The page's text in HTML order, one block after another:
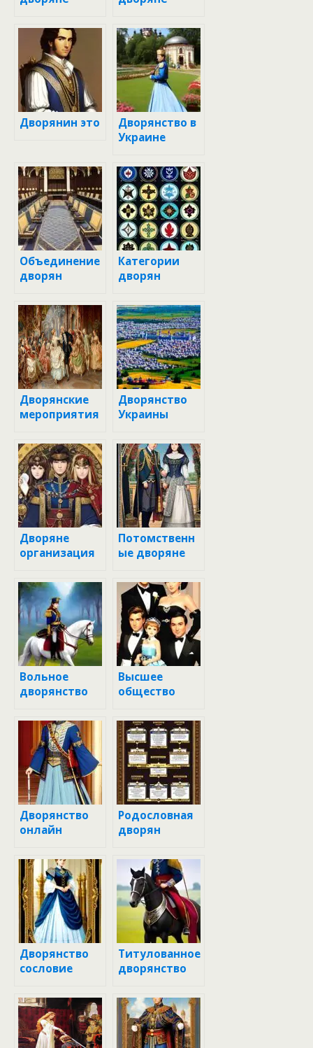
Дворянин это
Дворянство в
Украине
Объединение
дворян
Категории
дворян
Дворянские
мероприятия
Дворянство
Украины
Дворяне
организация
Потомственн
ые дворяне
Вольное
дворянство
Высшее
общество
Дворянство
онлайн
Родословная
дворян
Дворянство
сословие
Титулованное
дворянство